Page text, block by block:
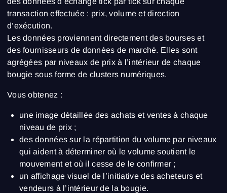
transaction effectuée : prix, volume et direction
d’exécution.
Les données proviennent directement des bourses et
des fournisseurs de données de marché. Elles sont
agrégées par niveaux de prix à l’intérieur de chaque
bougie sous forme de clusters numériques.
Vous obtenez :
une image détaillée des achats et ventes à chaque
niveau de prix ;
des données sur la répartition du volume par niveaux
qui aident à déterminer où le volume soutient le
mouvement et où il cesse de le confirmer ;
un affichage visuel de l’initiative des acheteurs et
vendeurs à l’intérieur de la bougie.